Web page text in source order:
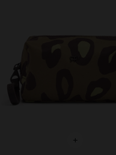
+